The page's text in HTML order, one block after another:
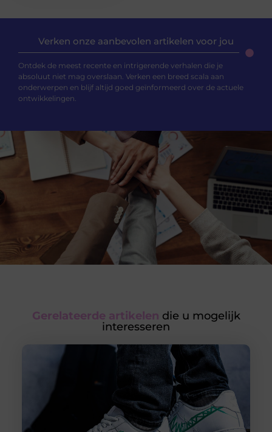
Verken onze aanbevolen artikelen voor jou
Ontdek de meest recente en intrigerende verhalen die je
absoluut niet mag overslaan. Verken een breed scala aan
onderwerpen en blijf altijd goed geïnformeerd over de actuele
ontwikkelingen.
Gerelateerde artikelen die u mogelijk
interesseren